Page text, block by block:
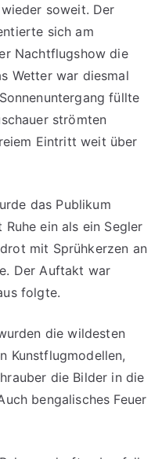
soweit. Der
sich am
Nachtflugshow die
Wetter war diesmal
füllte
strömten
Eintritt weit über
das Publikum
ein als ein Segler
mit Sprühkerzen an
Der Auftakt war
folgte.
die wildesten
Kunstflugmodellen,
die Bilder in die
bengalisches Feuer